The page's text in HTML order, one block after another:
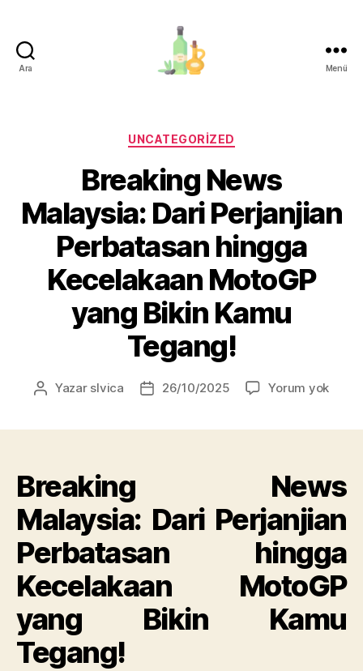
Ara Menü
Kategoriler
UNCATEGORIZED
Breaking News
Malaysia: Dari Perjanjian
Perbatasan hingga
Kecelakaan MotoGP
yang Bikin Kamu
Tegang!
Yazının
Yazar slvica
Yazı26/10/2025 Yorum yok
yang
Bikin
Kamu
Breaking News
Malaysia: Dari Perjanjian
Perbatasan hingga
Kecelakaan MotoGP
yang Bikin Kamu
Tegang!